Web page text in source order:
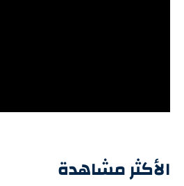
الأكثر مشاهدة